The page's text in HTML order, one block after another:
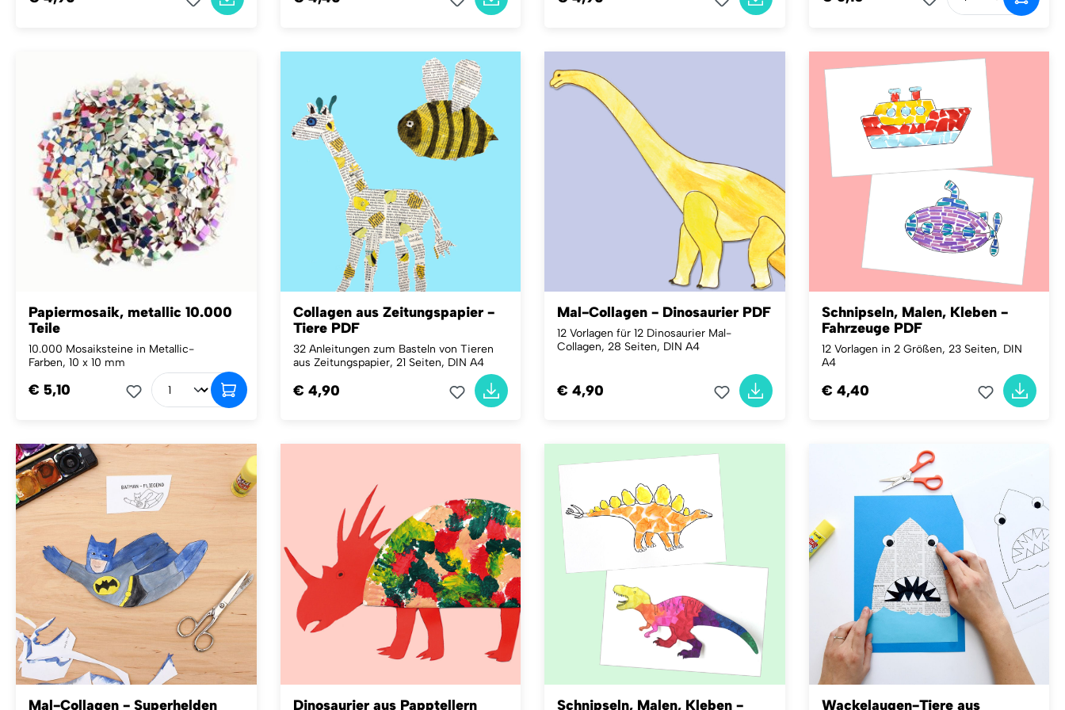
Papiermosaik, metallic 10.000
Teile
10.000 Mosaiksteine in Metallic-
Farben, 10 x 10 mm
€ 5,10
Collagen aus Zeitungspapier -
Tiere PDF
32 Anleitungen zum Basteln von Tieren
aus Zeitungspapier, 21 Seiten, DIN A4
€ 4,90
Mal-Collagen - Dinosaurier PDF
12 Vorlagen für 12 Dinosaurier Mal-
Collagen, 28 Seiten, DIN A4
€ 4,90
Schnipseln, Malen, Kleben -
Fahrzeuge PDF
12 Vorlagen in 2 Größen, 23 Seiten, DIN
A4
€ 4,40
Mal-Collagen - Superhelden Dinosaurier aus Papptellern Schnipseln, Malen, Kleben - Wackelaugen-Tiere aus